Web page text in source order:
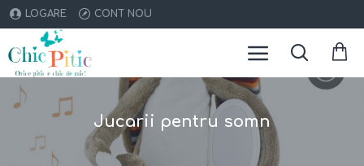
LOGARE CONT NOU
Jucarii pentru somn